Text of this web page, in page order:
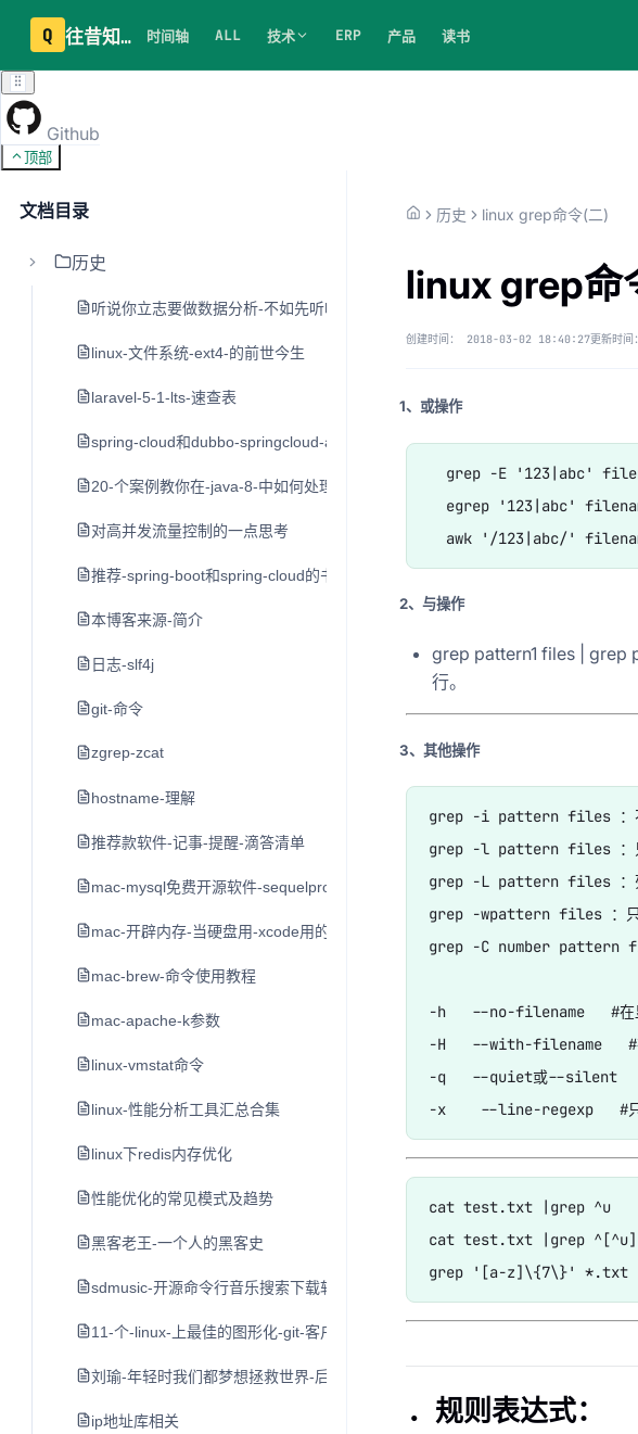
Q 往昔知识库 时间轴 ALL 技术 ERP 产品 读书
Github
顶部
文档目录
历史
听说你立志要做数据分析-不如先听听老司机的建议
linux-文件系统-ext4-的前世今生
laravel-5-1-lts-速查表
spring-cloud和dubbo-springcloud-alibaba
20-个案例教你在-java-8-中如何处理日期和时间
对高并发流量控制的一点思考
推荐-spring-boot和spring-cloud的书
本博客来源-简介
日志-slf4j
git-命令
zgrep-zcat
hostname-理解
推荐款软件-记事-提醒-滴答清单
mac-mysql免费开源软件-sequelpro
mac-开辟内存-当硬盘用-xcode用的-不推荐-留作学习用
mac-brew-命令使用教程
mac-apache-k参数
linux-vmstat命令
linux-性能分析工具汇总合集
linux下redis内存优化
性能优化的常见模式及趋势
黑客老王-一个人的黑客史
sdmusic-开源命令行音乐搜索下载软件
11-个-linux-上最佳的图形化-git-客户端
刘瑜-年轻时我们都梦想拯救世界-后来
ip地址库相关
历史 linux grep命令(二)
linux grep命
创建时间： 2018-03-02 18:40:27更新时间
1、或操作
grep -E '123|abc'
egrep '123|abc'
2、与操作
grep pattern1 files | grep
行。
3、其他操作
grep -i pattern files ：不区
grep -l pattern files ：只
grep -L pattern files ：列
grep -wpattern files ：只匹
grep -C number pattern
-h   --no-filename   #在显
-H   --with-filename   #在
-q   --quiet或--silent   #
cat test.txt |grep ^u
cat test.txt |grep ^[^u]
．规则表达式：